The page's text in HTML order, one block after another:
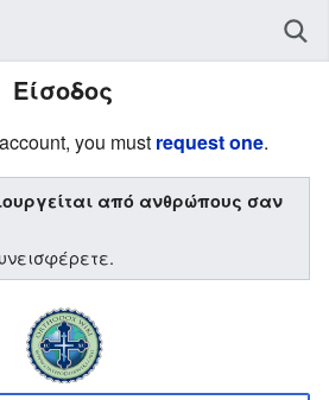
Είσοδος
you must request one.
από ανθρώπους σαν